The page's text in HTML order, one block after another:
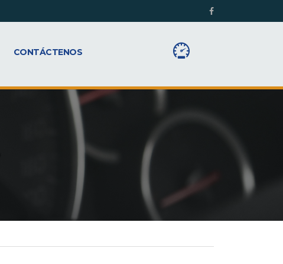
CONTÁCTENOS